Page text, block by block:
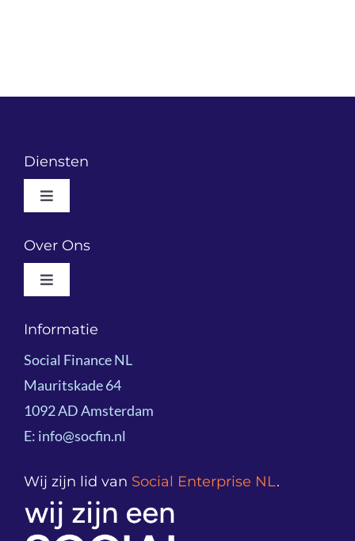
Diensten
Toggle
Wat We Doen
Resultaatgericht Financieren
Kennisdeling
Onze klanten
Podcast
Over Ons
Toggle
Wie We Zijn
Bestuur
Partners
Informatie
Social Finance NL
Mauritskade 64
1092 AD Amsterdam
E: info@socfin.nl
Wij zijn lid van Social Enterprise NL.